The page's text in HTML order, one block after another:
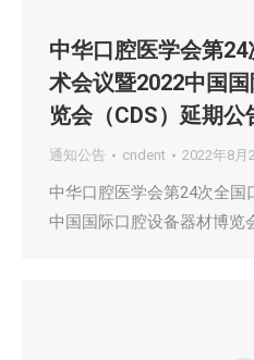
中华口腔医学会第
术会议暨2022中国
览会（CDS）延期公
通知公告 cndent 2022年8月
中华口腔医学会第24次全国
中国国际口腔设备器材博览